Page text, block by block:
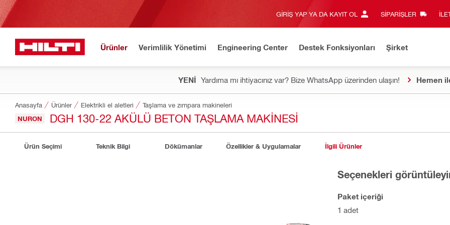
GIRIŞ YAP YA DA KAYIT OL SIPARIŞLER
Ürünler Verimlilik Yönetimi Engineering Center Destek Fonksiyonları Şirket
YENİ Yardıma mı ihtiyacınız var? Bize WhatsApp üzerinden ulaşın! Hemen
Anasayfa Ürünler Elektrikli el aletleri Taşlama ve zımpara makineleri
NURON DGH 130-22 AKÜLÜ BETON TAŞLAMA MAKINESI
Ürün Seçimi Teknik Bilgi Dökümanlar Özellikler & Uygulamalar İlgili Ürünler
Seçenekleri
Paket içeriği
1 adet